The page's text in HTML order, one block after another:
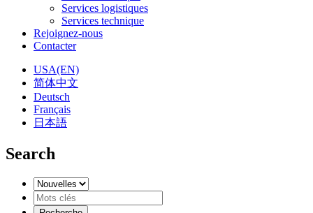
Services logistiques
Services technique
Rejoignez-nous
Contacter
USA(EN)
简体中文
Deutsch
Français
日本語
Search